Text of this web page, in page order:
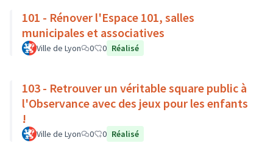
101 - Rénover l'Espace 101, salles
municipales et associatives
Ville de Lyon 0 0 Réalisé
103 - Retrouver un véritable square public à
l'Observance avec des jeux pour les enfants
!
Ville de Lyon 0 0 Réalisé